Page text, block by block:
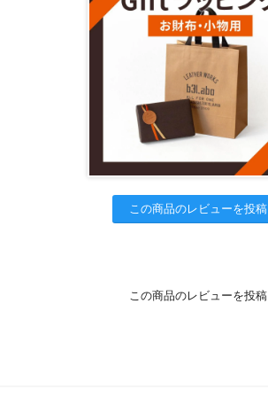
この商品のレビューを投稿
この商品のレビューを投稿